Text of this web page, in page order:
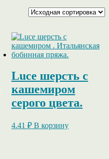
Luce шерсть с
кашемиром
серого цвета.
4.41 ₽ В корзину